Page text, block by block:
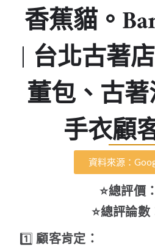
香蕉貓。
| 台北古著
董包、古
手衣顧
資料來源：
⭐總評價
⭐總評論數
1️⃣ 顧客肯定：